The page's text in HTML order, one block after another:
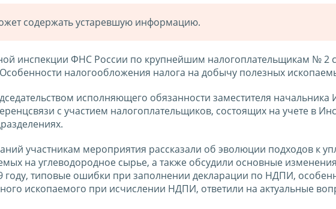
содержать устаревшую информацию.
инспекции ФНС России по крупнейшим налогоплательщикам № 2
налогообложения налога на добычу полезных
исполняющего обязанности заместителя начальника
с участием налогоплательщиков, состоящих на учете в
участникам мероприятия рассказали об эволюции подходов к
на углеводородное сырье, а также обсудили основные
году, типовые ошибки при заполнении декларации по НДПИ,
ископаемого при исчислении НДПИ, ответили на актуальные